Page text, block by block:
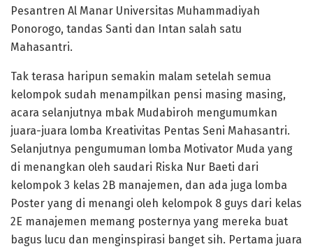
Pesantren Al Manar Universitas Muhammadiyah
Ponorogo, tandas Santi dan Intan salah satu
Mahasantri.
Tak terasa haripun semakin malam setelah semua
kelompok sudah menampilkan pensi masing masing,
acara selanjutnya mbak Mudabiroh mengumumkan
juara-juara lomba Kreativitas Pentas Seni Mahasantri.
Selanjutnya pengumuman lomba Motivator Muda yang
di menangkan oleh saudari Riska Nur Baeti dari
kelompok 3 kelas 2B manajemen, dan ada juga lomba
Poster yang di menangi oleh kelompok 8 guys dari kelas
2E manajemen memang posternya yang mereka buat
bagus lucu dan menginspirasi banget sih. Pertama juara